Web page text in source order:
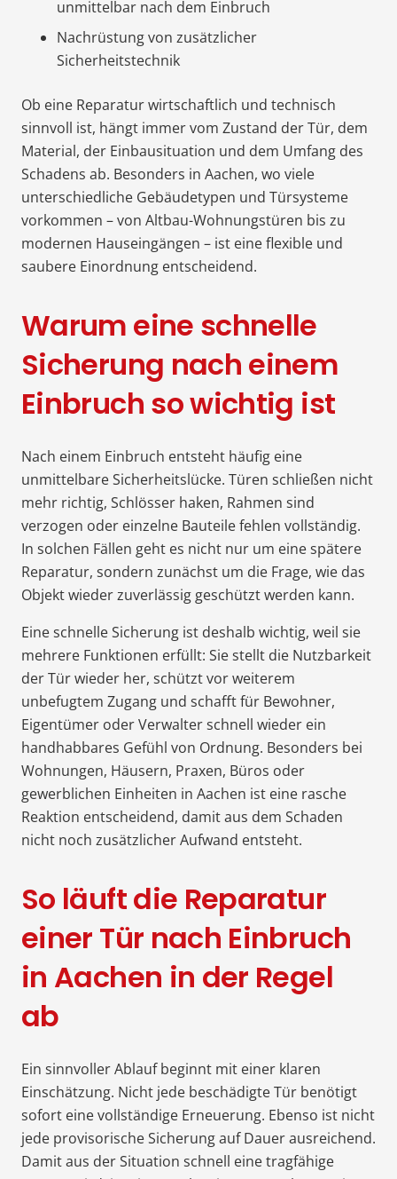
unmittelbar nach dem Einbruch
Nachrüstung von zusätzlicher
Sicherheitstechnik
Ob eine Reparatur wirtschaftlich und technisch
sinnvoll ist, hängt immer vom Zustand der Tür, dem
Material, der Einbausituation und dem Umfang des
Schadens ab. Besonders in Aachen, wo viele
unterschiedliche Gebäudetypen und Türsysteme
vorkommen – von Altbau-Wohnungstüren bis zu
modernen Hauseingängen – ist eine flexible und
saubere Einordnung entscheidend.
Warum eine schnelle
Sicherung nach einem
Einbruch so wichtig ist
Nach einem Einbruch entsteht häufig eine
unmittelbare Sicherheitslücke. Türen schließen nicht
mehr richtig, Schlösser haken, Rahmen sind
verzogen oder einzelne Bauteile fehlen vollständig.
In solchen Fällen geht es nicht nur um eine spätere
Reparatur, sondern zunächst um die Frage, wie das
Objekt wieder zuverlässig geschützt werden kann.
Eine schnelle Sicherung ist deshalb wichtig, weil sie
mehrere Funktionen erfüllt: Sie stellt die Nutzbarkeit
der Tür wieder her, schützt vor weiterem
unbefugtem Zugang und schafft für Bewohner,
Eigentümer oder Verwalter schnell wieder ein
handhabbares Gefühl von Ordnung. Besonders bei
Wohnungen, Häusern, Praxen, Büros oder
gewerblichen Einheiten in Aachen ist eine rasche
Reaktion entscheidend, damit aus dem Schaden
nicht noch zusätzlicher Aufwand entsteht.
So läuft die Reparatur
einer Tür nach Einbruch
in Aachen in der Regel
ab
Ein sinnvoller Ablauf beginnt mit einer klaren
Einschätzung. Nicht jede beschädigte Tür benötigt
sofort eine vollständige Erneuerung. Ebenso ist nicht
jede provisorische Sicherung auf Dauer ausreichend.
Damit aus der Situation schnell eine tragfähige